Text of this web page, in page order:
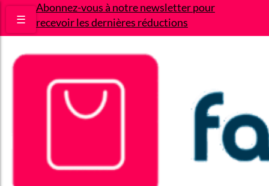
Abonnez-vous à notre newsletter pour
recevoir les dernières réductions
☰